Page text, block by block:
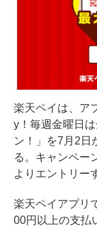
楽天ペイは、ア
y！毎週金曜日
ン！」を7月2日
る。キャンペー
よりエントリー
楽天ペイアプリ
00円以上の支払